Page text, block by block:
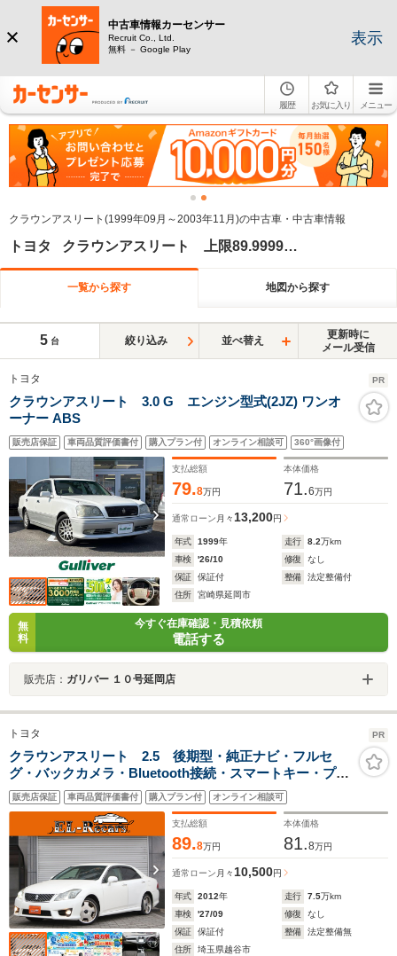
中古車情報カーセンサー
Recruit Co., Ltd.
無料 － Google Play
表示
履歴 お気に入り メニュー
クラウンアスリート(1999年09月～2003年11月)の中古車・中古車情報
トヨタ クラウンアスリート 上限89.9999万円 上限2012年
一覧から探す 地図から探す
5 台 絞り込み 並べ替え
更新時に
メール受信
トヨタ PR
クラウンアスリート 3.0 G エンジン型式(2JZ) ワンオ
ーナー ABS
販売店保証 車両品質評価書付 購入プラン付 オンライン相談可 360°画像付
支払総額
79.8万円
本体価格
71.6万円
通常ローン 月々13,200円
年式 1999年 走行 8.2万km
車検
'26/10 修復
なし
保証
保証付 整備
法定整備付
住所
宮崎県延岡市
無
料
今すぐ在庫確認・見積依頼
電話する
販売店： ガリバー １０号延岡店
トヨタ PR
クラウンアスリート 2.5 後期型・純正ナビ・フルセ
グ・バックカメラ・Bluetooth接続・スマートキー・プッ
シュスタート・ETC・クルーズコントロール・HIDヘッド
ライト・フォグランプ・WORK18インチAW・ウインカー
ミラー・オートエアコン
販売店保証 車両品質評価書付 購入プラン付 オンライン相談可
支払総額
89.8万円
本体価格
81.8万円
通常ローン 月々10,500円
年式 2012年 走行 7.5万km
車検
'27/09 修復
なし
保証
保証付 整備
法定整備無
住所
埼玉県越谷市